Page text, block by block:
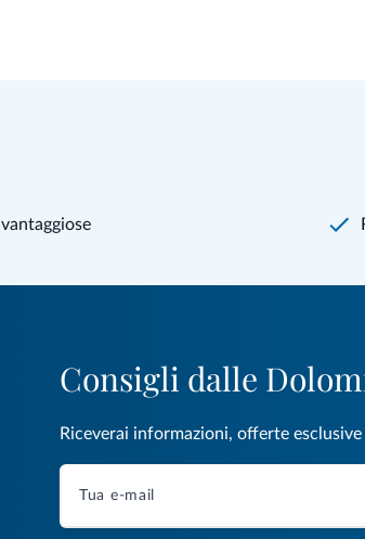
Consigli dalle
Riceverai informazioni, offerte